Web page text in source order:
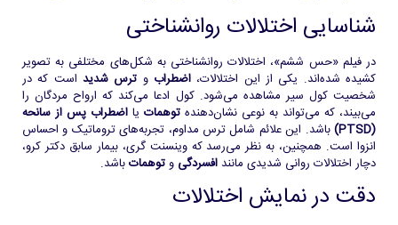
شناسایی اختلالات روانشناختی
در فیلم «حس ششم»، اختلالات روانشناختی به شکل‌های مختلفی به تصویر
کشیده شده‌اند. یکی از این اختلالات، اضطراب و ترس شدید است که در
شخصیت کول سیر مشاهده می‌شود. کول ادعا می‌کند که ارواح مردگان را
می‌بیند، که می‌تواند به نوعی نشان‌دهنده توهمات یا اضطراب پس از سانحه
(PTSD)
باشد. این علائم شامل ترس مداوم، تجربه‌های تروماتیک و احساس
انزوا است. همچنین، به نظر می‌رسد که وینسنت گری، بیمار سابق دکتر کرو،
دچار اختلالات روانی شدیدی مانند افسردگی وتوهماتباشد.
دقت در نمایش اختلالات